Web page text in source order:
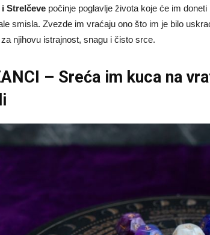
Strelčeve počinje poglavlje života koje će im
smisla. Zvezde im vraćaju ono što im je bilo
njihovu istrajnost, snagu i čisto srce.
– Sreća im kuca na